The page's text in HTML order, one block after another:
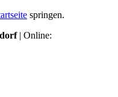
springen.
| Online: